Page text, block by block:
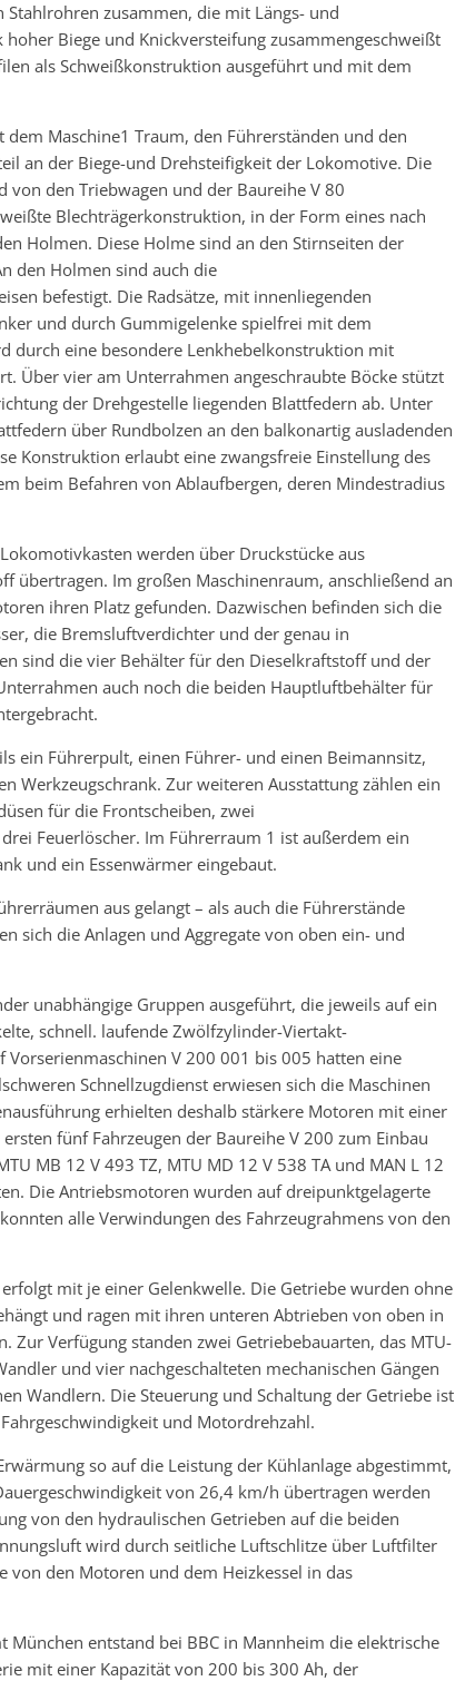
zusammen, die mit Längs- und
Biege und Knickversteifung zusammengeschweißt
als Schweißkonstruktion ausgeführt und mit dem
Maschine1 Traum, den Führerständen und den
an der Biege-und Drehsteifigkeit der Lokomotive. Die
den Triebwagen und der Baureihe V 80
Blechträgerkonstruktion, in der Form eines nach
Holmen. Diese Holme sind an den Stirnseiten der
den Holmen sind auch die
befestigt. Die Radsätze, mit innenliegenden
und durch Gummigelenke spielfrei mit dem
durch eine besondere Lenkhebelkonstruktion mit
Über vier am Unterrahmen angeschraubte Böcke stützt
der Drehgestelle liegenden Blattfedern ab. Unter
über Rundbolzen an den balkonartig ausladenden
Konstruktion erlaubt eine zwangsfreie Einstellung des
beim Befahren von Ablaufbergen, deren Mindestradius
werden über Druckstücke aus
übertragen. Im großen Maschinenraum, anschließend an
ihren Platz gefunden. Dazwischen befinden sich die
die Bremsluftverdichter und der genau in
sind die vier Behälter für den Dieselkraftstoff und der
auch noch die beiden Hauptluftbehälter für
ein Führerpult, einen Führer- und einen Beimannsitz,
Werkzeugschrank. Zur weiteren Ausstattung zählen ein
für die Frontscheiben, zwei
Feuerlöscher. Im Führerraum 1 ist außerdem ein
und ein Essenwärmer eingebaut.
aus gelangt – als auch die Führerstände
sich die Anlagen und Aggregate von oben ein- und
unabhängige Gruppen ausgeführt, die jeweils auf ein
schnell. laufende Zwölfzylinder-Viertakt-
V 200 001 bis 005 hatten eine
Schnellzugdienst erwiesen sich die Maschinen
erhielten deshalb stärkere Motoren mit einer
fünf Fahrzeugen der Baureihe V 200 zum Einbau
MB 12 V 493 TZ, MTU MD 12 V 538 TA und MAN L 12
Die Antriebsmotoren wurden auf dreipunktgelagerte
alle Verwindungen des Fahrzeugrahmens von den
mit je einer Gelenkwelle. Die Getriebe wurden ohne
und ragen mit ihren unteren Abtrieben von oben in
Verfügung standen zwei Getriebebauarten, das MTU-
und vier nachgeschalteten mechanischen Gängen
Wandlern. Die Steuerung und Schaltung der Getriebe ist
und Motordrehzahl.
so auf die Leistung der Kühlanlage abgestimmt,
von 26,4 km/h übertragen werden
von den hydraulischen Getrieben auf die beiden
wird durch seitliche Luftschlitze über Luftfilter
von den Motoren und dem Heizkessel in das
entstand bei BBC in Mannheim die elektrische
mit einer Kapazität von 200 bis 300 Ah, der